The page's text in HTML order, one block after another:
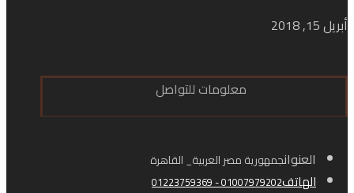
أبريل 15, 2018
معلومات للتواصل
العنوانجمهورية مصر العربية_ القاهرة
الهاتف01007979202 - 01223759369